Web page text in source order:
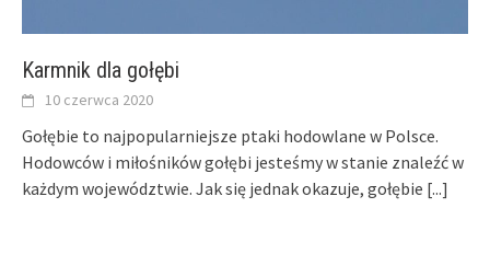
Karmnik dla gołębi
10 czerwca 2020
Gołębie to najpopularniejsze ptaki hodowlane w Polsce.
Hodowców i miłośników gołębi jesteśmy w stanie znaleźć w
każdym województwie. Jak się jednak okazuje, gołębie [...]